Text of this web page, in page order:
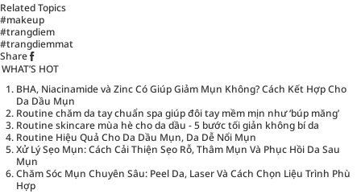
Related Topics
#makeup
#trangdiem
#trangdiemmat
Share
WHAT’S HOT
BHA, Niacinamide và Zinc Có Giúp Giảm Mụn Không? Cách Kết Hợp Cho
Da Dầu Mụn
Routine chăm da tay chuẩn spa giúp đôi tay mềm mịn như ‘búp măng’
Routine skincare mùa hè cho da dầu - 5 bước tối giản không bí da
Routine Hiệu Quả Cho Da Dầu Mụn, Da Dễ Nổi Mụn
Xử Lý Sẹo Mụn: Cách Cải Thiện Sẹo Rỗ, Thâm Mụn Và Phục Hồi Da Sau
Mụn
Chăm Sóc Mụn Chuyên Sâu: Peel Da, Laser Và Cách Chọn Liệu Trình Phù
Hợp